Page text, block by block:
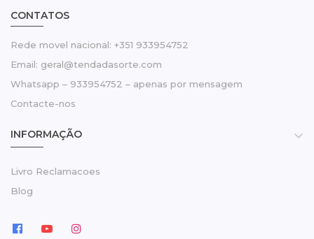
CONTATOS
Rede movel nacional: +351 933954752
Email: geral@tendadasorte.com
Whatsapp – 933954752 – apenas por mensagem
Contacte-nos
INFORMAÇÃO 
Livro Reclamacoes
Blog